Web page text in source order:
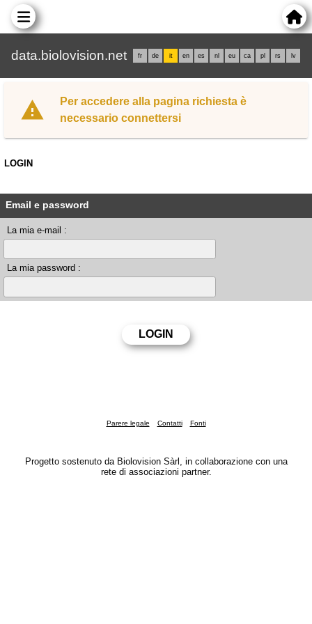
data.biolovision.net fr de it en es nl eu ca pl rs lv
Per accedere alla pagina richiesta è
necessario connettersi
LOGIN
Email e password
La mia e-mail :
La mia password :
Parere legale Contatti Fonti
Progetto sostenuto da Biolovision Sàrl, in collaborazione con una
rete di associazioni partner.